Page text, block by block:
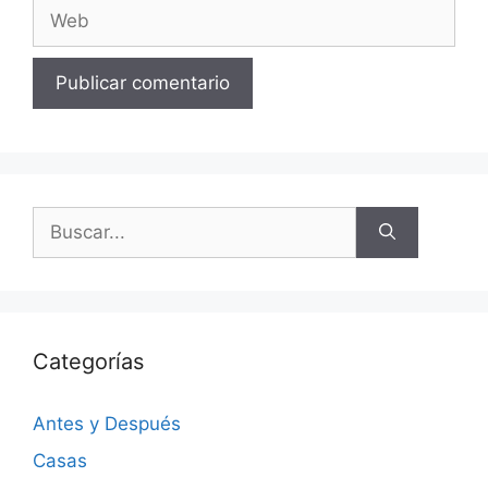
Categorías
Antes y Después
Casas